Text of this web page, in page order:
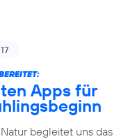
Apps für
begleitet uns das